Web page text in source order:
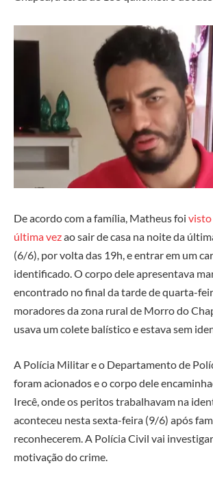
De acordo com a família, Matheus foi visto
última vezao sair de casa na noite da
(6/6), por volta das 19h, e entrar em um
identificado. O corpo dele apresentava
encontrado no final da tarde de quarta-
moradores da zona rural de Morro do
usava um colete balístico e estava sem
A Polícia Militar e o Departamento de
foram acionados e o corpo dele
Irecê, onde os peritos trabalhavam na
aconteceu nesta sexta-feira (9/6) após
reconhecerem. A Polícia Civil vai
motivação do crime.